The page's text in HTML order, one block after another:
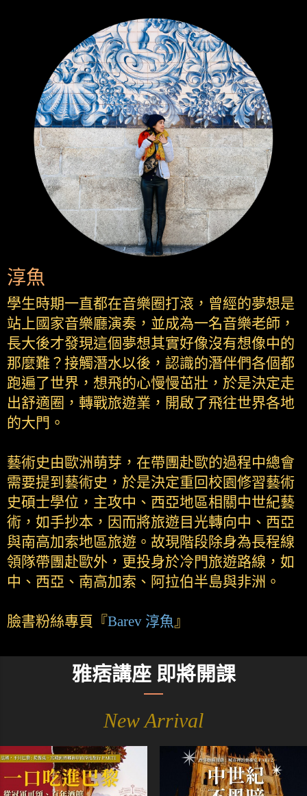
淳魚
學生時期一直都在音樂圈打滾，曾經的夢想是
站上國家音樂廳演奏，並成為一名音樂老師，
長大後才發現這個夢想其實好像沒有想像中的
那麼難？接觸潛水以後，認識的潛伴們各個都
跑遍了世界，想飛的心慢慢茁壯，於是決定走
出舒適圈，轉戰旅遊業，開啟了飛往世界各地
的大門。
藝術史由歐洲萌芽，在帶團赴歐的過程中總會
需要提到藝術史，於是決定重回校園修習藝術
史碩士學位，主攻中、西亞地區相關中世紀藝
術，如手抄本，因而將旅遊目光轉向中、西亞
與南高加索地區旅遊。故現階段除身為長程線
領隊帶團赴歐外，更投身於冷門旅遊路線，如
中、西亞、南高加索、阿拉伯半島與非洲。
臉書粉絲專頁『Barev 淳魚 』
雅痞講座 即將開課
New Arrival